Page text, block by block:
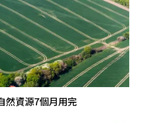
然資源7個月用完